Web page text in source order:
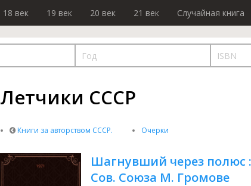
18 век 19 век 20 век 21 век Случайная книга
Летчики СССР
Книги за авторством СССР. Очерки
Шагнувший через полюс
Сов. Союза М. Громове